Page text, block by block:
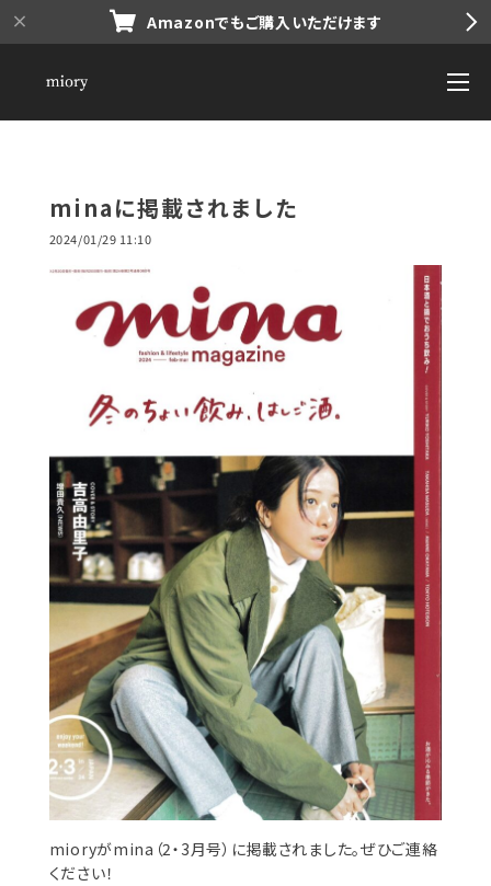
Amazonでもご購入いただけます
minaに掲載されました
2024/01/29 11:10
mioryがmina（2・3月号）に掲載されました。ぜひご連絡
ください！